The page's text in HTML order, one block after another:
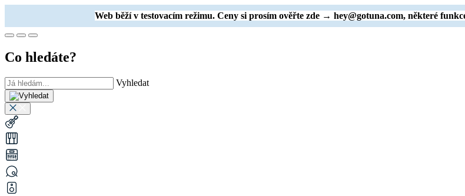
Web běží v testovacím režimu. Ceny si prosím ověřte zde → hey@gotuna.com, některé
Co hledáte?
Vyhledat